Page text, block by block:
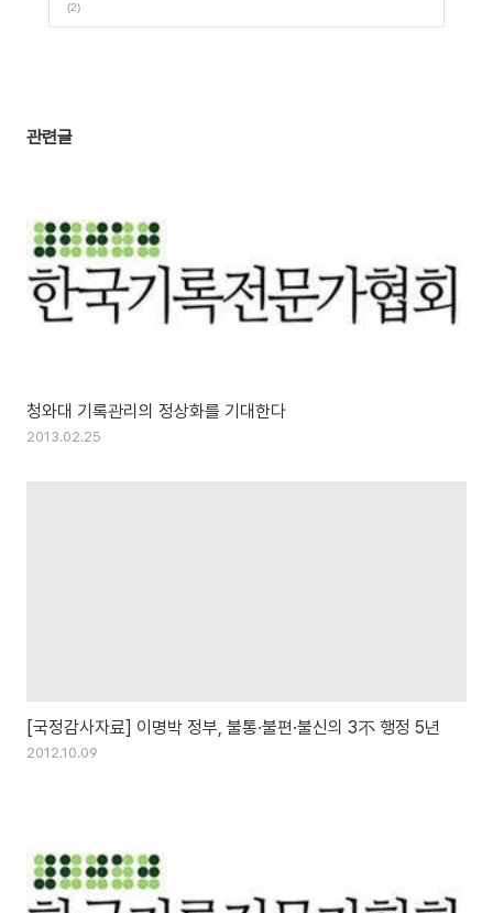
(2)
관련글
청와대 기록관리의 정상화를 기대한다
2013.02.25
[국정감사자료] 이명박 정부, 불통·불편·불신의 3不 행정 5년
2012.10.09